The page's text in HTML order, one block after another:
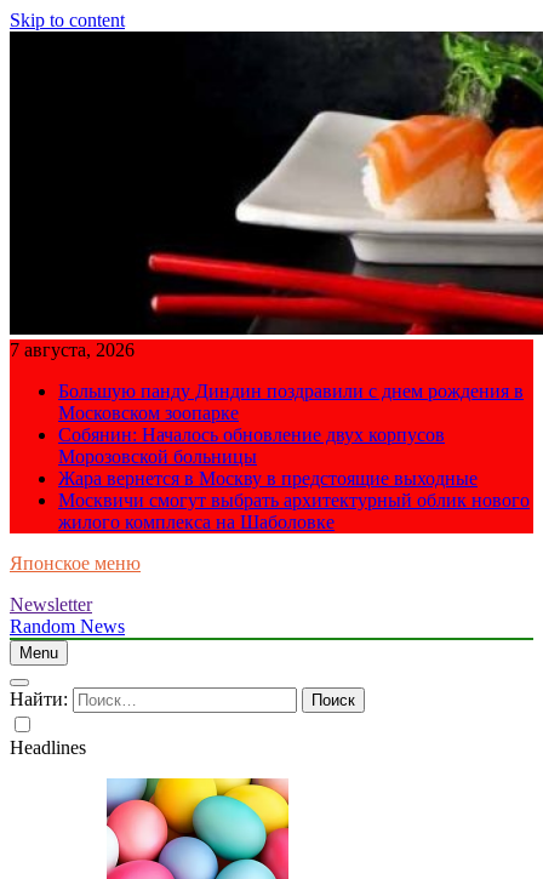
Skip to content
7 августа, 2026
Большую панду Диндин поздравили с днем рождения в
Московском зоопарке
Собянин: Началось обновление двух корпусов
Морозовской больницы
Жара вернется в Москву в предстоящие выходные
Москвичи смогут выбрать архитектурный облик нового
жилого комплекса на Шаболовке
Японское меню
Newsletter
Random News
Menu
Найти:
Headlines